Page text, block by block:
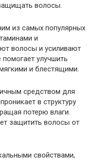
волосы.
из самых популярных
и
волосы и усиливают
улучшить
и блестящими.
средством для
в структуру
потерю влаги.
защитить волосы от
свойствами,